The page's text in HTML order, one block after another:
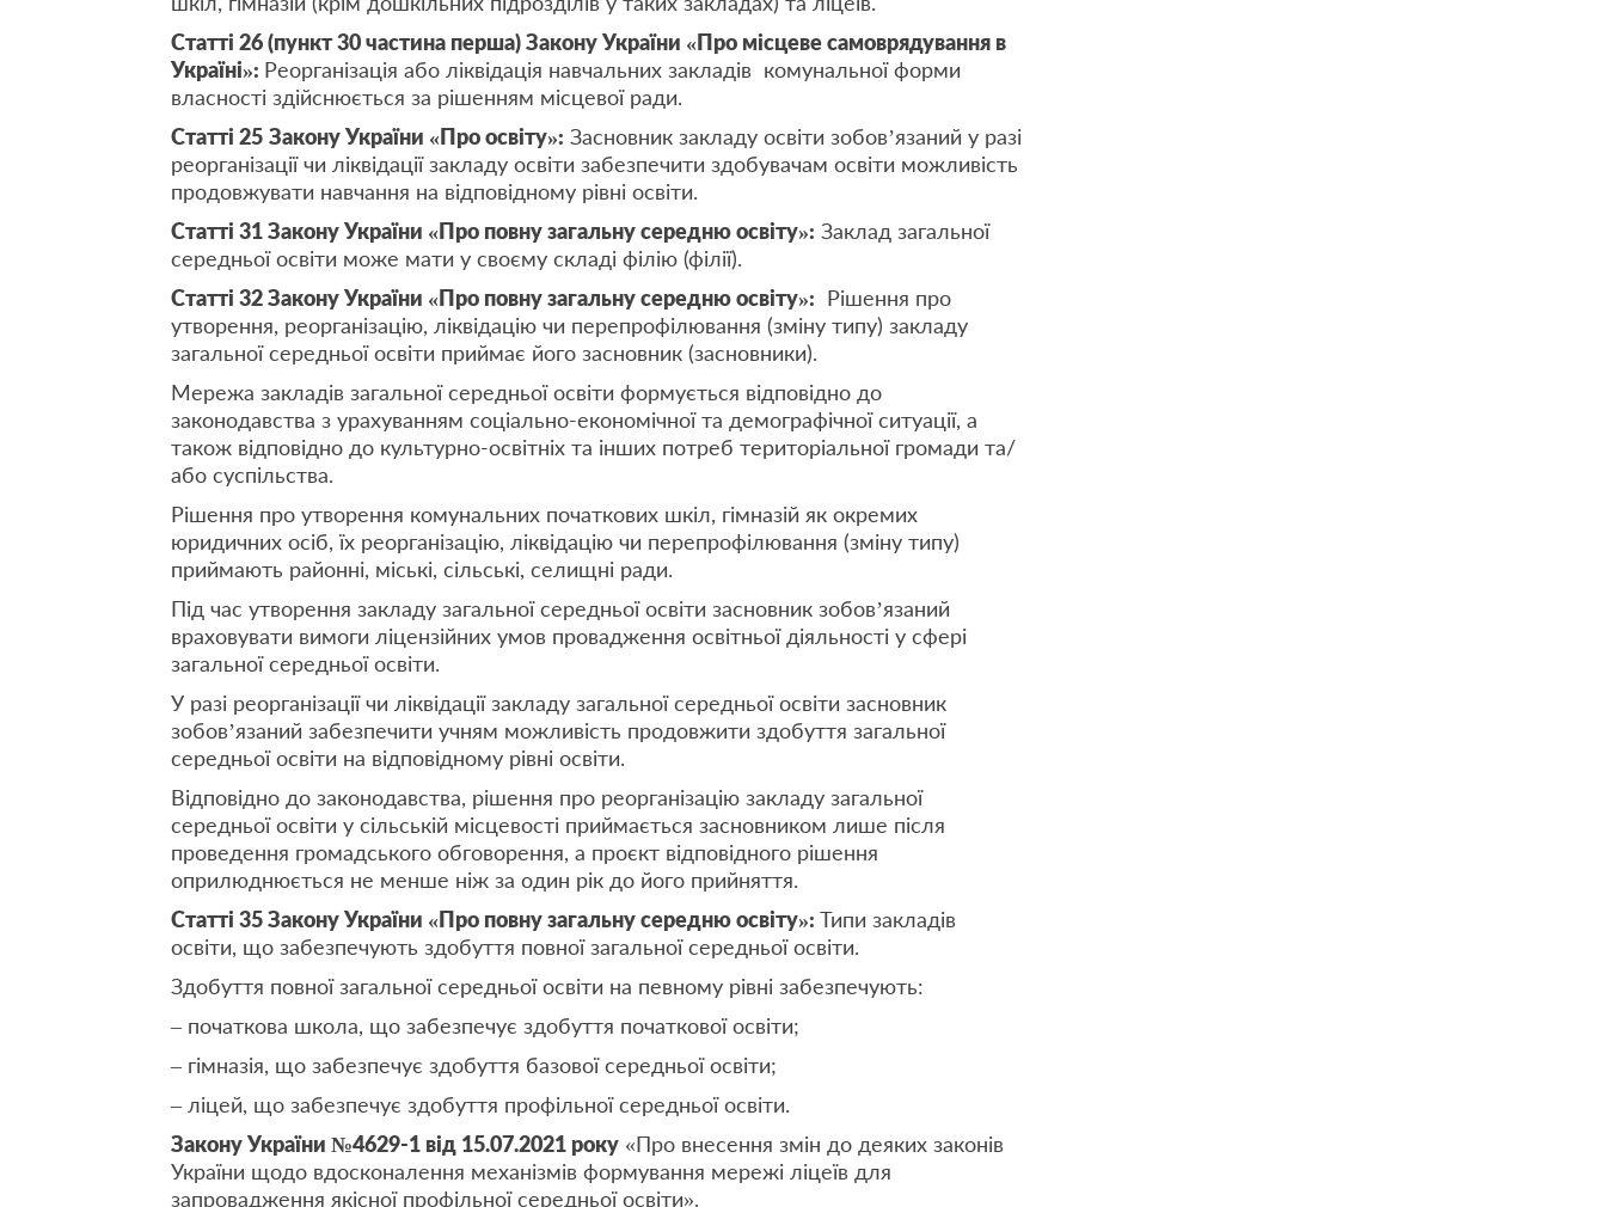
Статті 26 (пункт 30 частина перша) Закону України «Про місцеве самоврядування в
Україні»: Реорганізація або ліквідація навчальних закладів комунальної форми
власності здійснюється за рішенням місцевої ради.
Статті 25 Закону України «Про освіту»: Засновник закладу освіти зобов’язаний у разі
реорганізації чи ліквідації закладу освіти забезпечити здобувачам освіти можливість
продовжувати навчання на відповідному рівні освіти.
Статті 31 Закону України «Про повну загальну середню освіту»: Заклад загальної
середньої освіти може мати у своєму складі філію (філії).
Статті 32 Закону України «Про повну загальну середню освіту»: Рішення про
утворення, реорганізацію, ліквідацію чи перепрофілювання (зміну типу) закладу
загальної середньої освіти приймає його засновник (засновники).
Мережа закладів загальної середньої освіти формується відповідно до
законодавства з урахуванням соціально-економічної та демографічної ситуації, а
також відповідно до культурно-освітніх та інших потреб територіальної громади та/
або суспільства.
Рішення про утворення комунальних початкових шкіл, гімназій як окремих
юридичних осіб, їх реорганізацію, ліквідацію чи перепрофілювання (зміну типу)
приймають районні, міські, сільські, селищні ради.
Під час утворення закладу загальної середньої освіти засновник зобов’язаний
враховувати вимоги ліцензійних умов провадження освітньої діяльності у сфері
загальної середньої освіти.
У разі реорганізації чи ліквідації закладу загальної середньої освіти засновник
зобов’язаний забезпечити учням можливість продовжити здобуття загальної
середньої освіти на відповідному рівні освіти.
Відповідно до законодавства, рішення про реорганізацію закладу загальної
середньої освіти у сільській місцевості приймається засновником лише після
проведення громадського обговорення, а проєкт відповідного рішення
оприлюднюється не менше ніж за один рік до його прийняття.
Статті 35 Закону України «Про повну загальну середню освіту»: Типи закладів
освіти, що забезпечують здобуття повної загальної середньої освіти.
Здобуття повної загальної середньої освіти на певному рівні забезпечують:
– початкова школа, що забезпечує здобуття початкової освіти;
– гімназія, що забезпечує здобуття базової середньої освіти;
– ліцей, що забезпечує здобуття профільної середньої освіти.
Закону України №4629-1 від 15.07.2021 року «Про внесення змін до деяких законів
України щодо вдосконалення механізмів формування мережі ліцеїв для
запровадження якісної профільної середньої освіти».